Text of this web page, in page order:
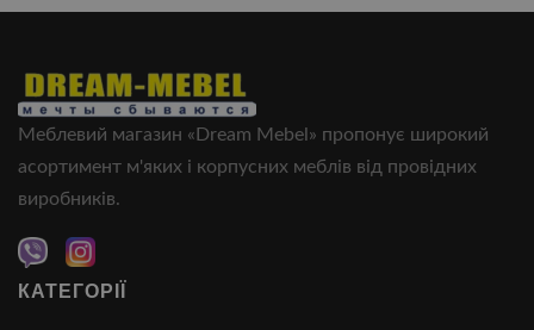
Меблевий магазин «Dream Mebel» пропонує широкий
асортимент м'яких і корпусних меблів від провідних
виробників.
КАТЕГОРІЇ